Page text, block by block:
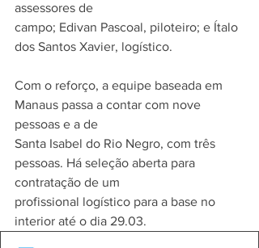
assessores de
campo; Edivan Pascoal, piloteiro; e Ítalo
dos Santos Xavier, logístico.
Com o reforço, a equipe baseada em
Manaus passa a contar com nove
pessoas e a de
Santa Isabel do Rio Negro, com três
pessoas. Há seleção aberta para
contratação de um
profissional logístico para a base no
interior até o dia 29.03.